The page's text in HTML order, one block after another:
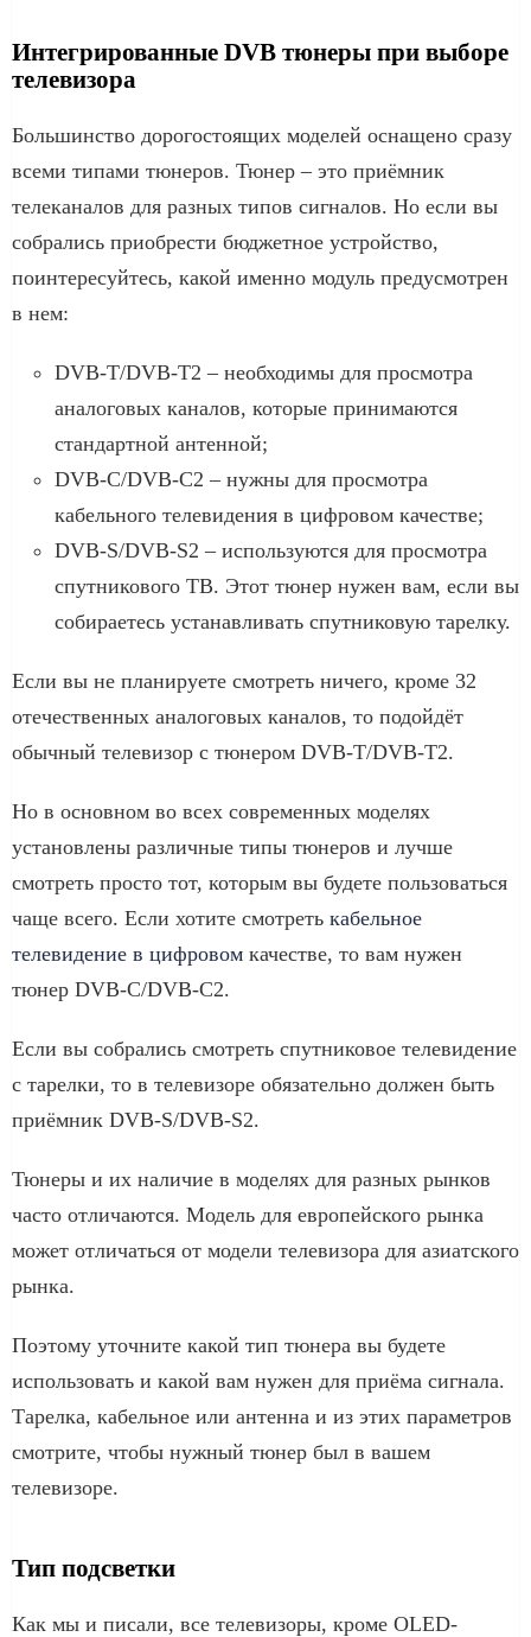
Интегрированные DVB тюнеры при выборе
телевизора
Большинство дорогостоящих моделей оснащено сразу
всеми типами тюнеров. Тюнер – это приёмник
телеканалов для разных типов сигналов. Но если вы
собрались приобрести бюджетное устройство,
поинтересуйтесь, какой именно модуль предусмотрен
в нем:
DVB-T/DVB-T2 – необходимы для просмотра
аналоговых каналов, которые принимаются
стандартной антенной;
DVB-C/DVB-C2 – нужны для просмотра
кабельного телевидения в цифровом качестве;
DVB-S/DVB-S2 – используются для просмотра
спутникового ТВ. Этот тюнер нужен вам, если вы
собираетесь устанавливать спутниковую тарелку.
Если вы не планируете смотреть ничего, кроме 32
отечественных аналоговых каналов, то подойдёт
обычный телевизор с тюнером DVB-T/DVB-T2.
Но в основном во всех современных моделях
установлены различные типы тюнеров и лучше
смотреть просто тот, которым вы будете пользоваться
чаще всего. Если хотите смотреть кабельное
телевидение в цифровом качестве, то вам нужен
тюнер DVB-C/DVB-C2.
Если вы собрались смотреть спутниковое телевидение
с тарелки, то в телевизоре обязательно должен быть
приёмник DVB-S/DVB-S2.
Тюнеры и их наличие в моделях для разных рынков
часто отличаются. Модель для европейского рынка
может отличаться от модели телевизора для азиатского
рынка.
Поэтому уточните какой тип тюнера вы будете
использовать и какой вам нужен для приёма сигнала.
Тарелка, кабельное или антенна и из этих параметров
смотрите, чтобы нужный тюнер был в вашем
телевизоре.
Тип подсветки
Как мы и писали, все телевизоры, кроме OLED-